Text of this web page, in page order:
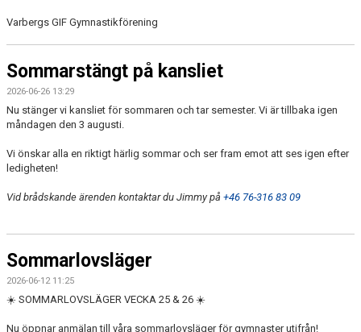
Varbergs GIF Gymnastikförening
Sommarstängt på kansliet
2026-06-26 13:29
Nu stänger vi kansliet för sommaren och tar semester. Vi är tillbaka igen
måndagen den 3 augusti.
Vi önskar alla en riktigt härlig sommar och ser fram emot att ses igen efter
ledigheten!
Vid brådskande ärenden kontaktar du Jimmy på +46 76-316 83 09
Sommarlovsläger
2026-06-12 11:25
☀️ SOMMARLOVSLÄGER VECKA 25 & 26 ☀️
Nu öppnar anmälan till våra sommarlovsläger för gymnaster utifrån!